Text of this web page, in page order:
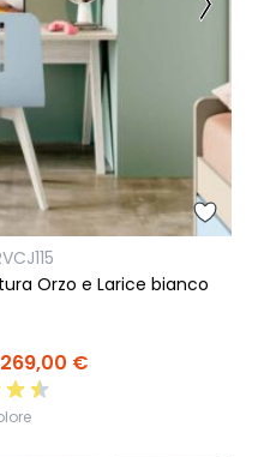
Orzo e Larice bianco
269,00 €